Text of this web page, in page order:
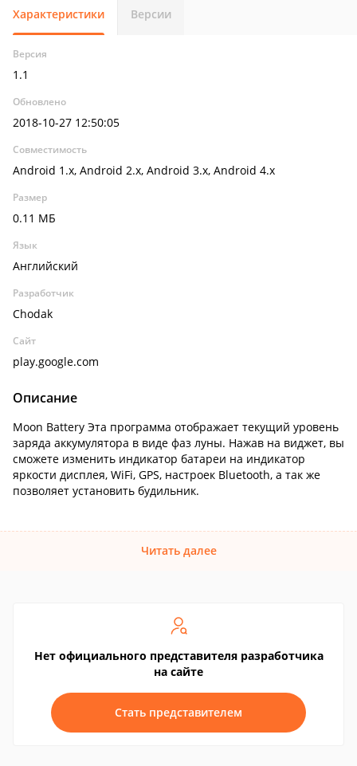
Характеристики Версии
Версия
1.1
Обновлено
2018-10-27 12:50:05
Совместимость
Android 1.x, Android 2.x, Android 3.x, Android 4.x
Размер
0.11 МБ
Язык
Английский
Разработчик
Chodak
Сайт
play.google.com
Описание
Moon Battery Эта программа отображает текущий уровень
заряда аккумулятора в виде фаз луны. Нажав на виджет, вы
сможете изменить индикатор батареи на индикатор
яркости дисплея, WiFi, GPS, настроек Bluetooth, а так же
позволяет установить будильник.
Читать далее
Нет официального представителя разработчика
на сайте
Стать представителем